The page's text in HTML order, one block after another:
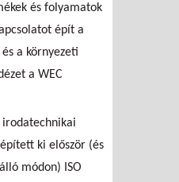
és folyamatok
épít a
a környezeti
a WEC
irodatechnikai
ki először (és
módon) ISO